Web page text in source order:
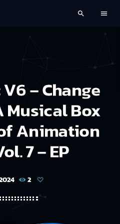
search menu
– Change
Box
Animation
7 – EP
2